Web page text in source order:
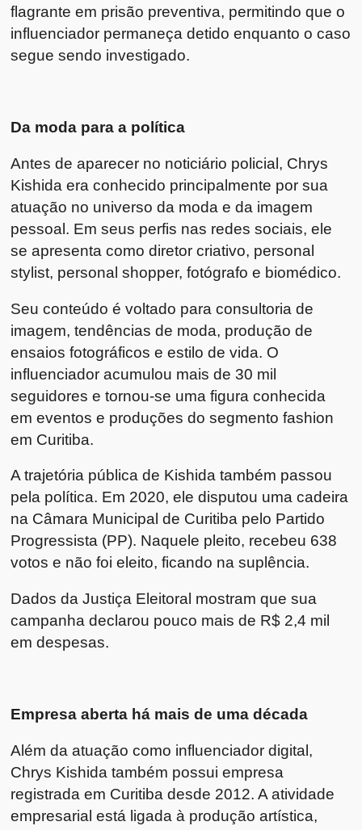
flagrante em prisão preventiva, permitindo que o
influenciador permaneça detido enquanto o caso
segue sendo investigado.
Da moda para a política
Antes de aparecer no noticiário policial, Chrys
Kishida era conhecido principalmente por sua
atuação no universo da moda e da imagem
pessoal. Em seus perfis nas redes sociais, ele
se apresenta como diretor criativo, personal
stylist, personal shopper, fotógrafo e biomédico.
Seu conteúdo é voltado para consultoria de
imagem, tendências de moda, produção de
ensaios fotográficos e estilo de vida. O
influenciador acumulou mais de 30 mil
seguidores e tornou-se uma figura conhecida
em eventos e produções do segmento fashion
em Curitiba.
A trajetória pública de Kishida também passou
pela política. Em 2020, ele disputou uma cadeira
na Câmara Municipal de Curitiba pelo Partido
Progressista (PP). Naquele pleito, recebeu 638
votos e não foi eleito, ficando na suplência.
Dados da Justiça Eleitoral mostram que sua
campanha declarou pouco mais de R$ 2,4 mil
em despesas.
Empresa aberta há mais de uma década
Além da atuação como influenciador digital,
Chrys Kishida também possui empresa
registrada em Curitiba desde 2012. A atividade
empresarial está ligada à produção artística,